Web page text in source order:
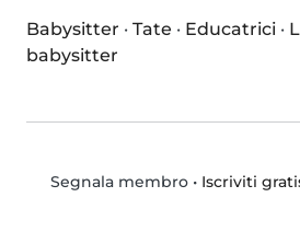
Babysitter · Tate · Educatrici ·
babysitter
Segnala membro• Iscriviti